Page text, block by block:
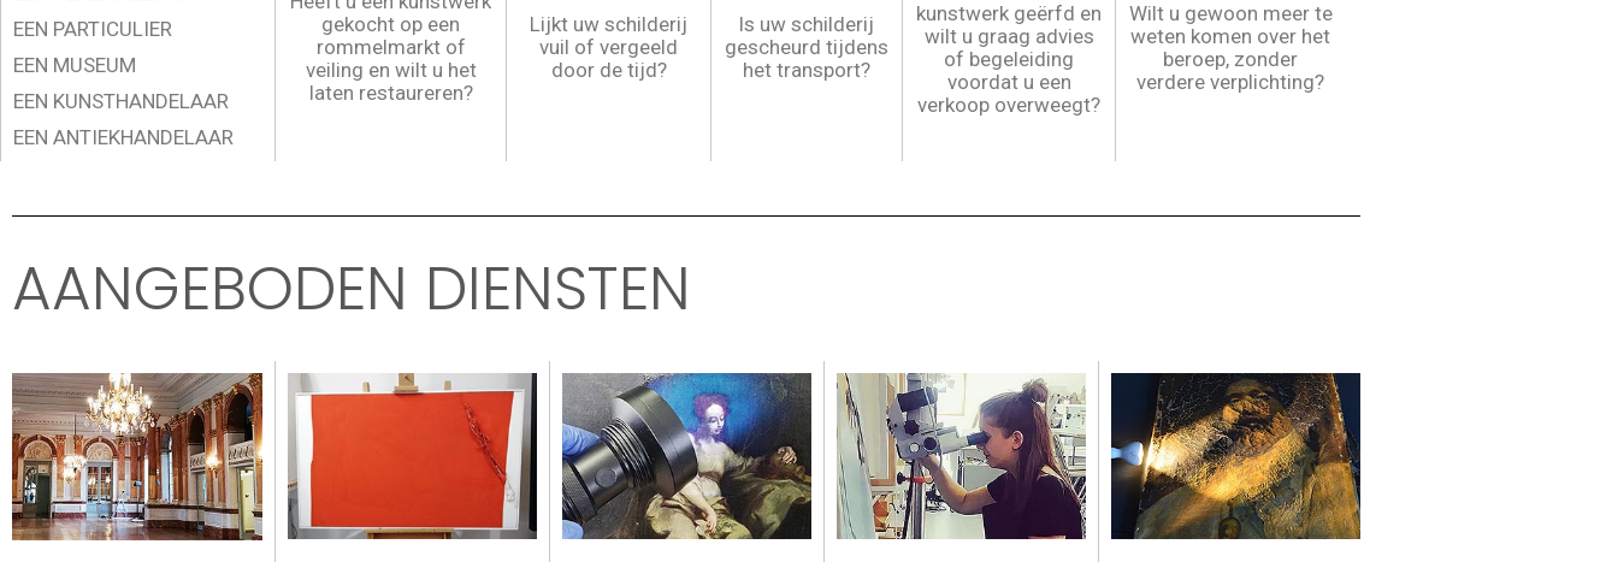
EEN PARTICULIER
EEN MUSEUM
EEN KUNSTHANDELAAR
EEN ANTIEKHANDELAAR
gekocht op een
rommelmarkt of
veiling en wilt u het
laten restaureren?
Lijkt uw schilderij
vuil of vergeeld
door de tijd?
Is uw schilderij
gescheurd tijdens
het transport?
kunstwerk geërfd en
wilt u graag advies
of begeleiding
voordat u een
verkoop overweegt?
Wilt u gewoon meer te
weten komen over het
beroep, zonder
verdere verplichting?
AANGEBODEN DIENSTEN